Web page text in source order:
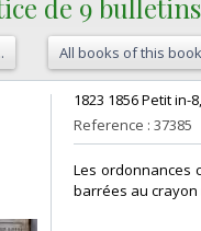
de 9
All books of this
‎1823 1856 Petit
Reference : 37385
‎Les ordonnances
barrées au crayon